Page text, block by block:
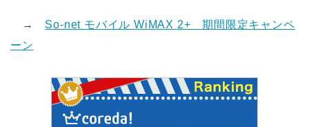
→ So-net モバイル WiMAX 2+ 期間限定キャンペ
ーン